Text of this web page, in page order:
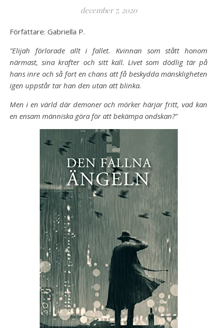
december 7, 2020
Författare: Gabriella P.
”Elijah förlorade allt i fallet. Kvinnan som stått honom
närmast, sina krafter och sitt kall. Livet som dödlig tär på
hans inre och så fort en chans att få beskydda mänskligheten
igen uppstår tar han den utan att blinka.
Men i en värld där demoner och mörker härjar fritt, vad kan
en ensam människa göra för att bekämpa ondskan?”